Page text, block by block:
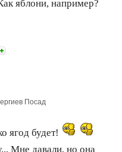
яблони, например?
Посад
ягод будет!
Мне давали, но она